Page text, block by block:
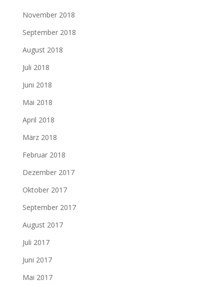
November 2018
September 2018
August 2018
Juli 2018
Juni 2018
Mai 2018
April 2018
März 2018
Februar 2018
Dezember 2017
Oktober 2017
September 2017
August 2017
Juli 2017
Juni 2017
Mai 2017